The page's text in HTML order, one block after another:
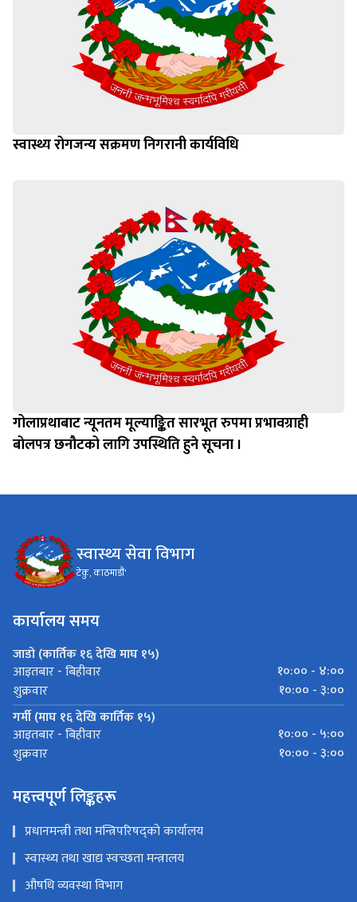
स्वास्थ्य रोगजन्य सक्रमण निगरानी कार्यविधि
गोलाप्रथाबाट न्यूनतम मूल्याङ्कित सारभूत रुपमा प्रभावग्राही
बोलपत्र छनौटको लागि उपस्थिति हुने सूचना ।
स्वास्थ्य सेवा विभाग
टेकु, काठमाडौं'
कार्यालय समय
जाडो (कार्तिक १६ देखि माघ १५)
आइतबार - बिहीवार
१०:०० - ४:००
शुक्रवार
१०:०० - ३:००
गर्मी (माघ १६ देखि कार्तिक १५)
आइतबार - बिहीवार
१०:०० - ५:००
शुक्रवार
१०:०० - ३:००
महत्त्वपूर्ण लिङ्कहरू
प्रधानमन्त्री तथा मन्त्रिपरिषद्को कार्यालय
स्वास्थ्य तथा खाद्य स्वच्छता मन्त्रालय
औषधि व्यवस्था विभाग